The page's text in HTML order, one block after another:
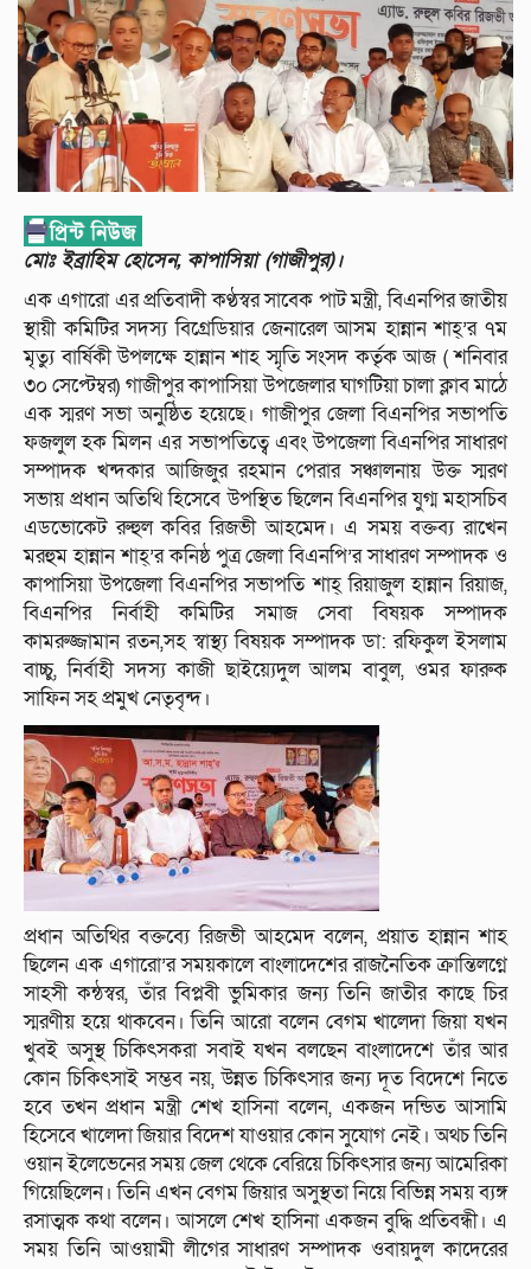
মোঃ ইব্রাহিম হোসেন, কাপাসিয়া (গাজীপুর)।
এক এগারো এর প্রতিবাদী কণ্ঠস্বর সাবেক পাট মন্ত্রী, বিএনপির জাতীয়
স্থায়ী কমিটির সদস্য বিগ্রেডিয়ার জেনারেল আসম হান্নান শাহ্’র ৭ম
মৃত্যু বার্ষিকী উপলক্ষে হান্নান শাহ স্মৃতি সংসদ কর্তৃক আজ ( শনিবার
৩০ সেপ্টেম্বর) গাজীপুর কাপাসিয়া উপজেলার ঘাগটিয়া চালা ক্লাব মাঠে
এক স্মরণ সভা অনুষ্ঠিত হয়েছে। গাজীপুর জেলা বিএনপির সভাপতি
ফজলুল হক মিলন এর সভাপতিত্বে এবং উপজেলা বিএনপির সাধারণ
সম্পাদক খন্দকার আজিজুর রহমান পেরার সঞ্চালনায় উক্ত স্মরণ
সভায় প্রধান অতিথি হিসেবে উপস্থিত ছিলেন বিএনপির যুগ্ম মহাসচিব
এডভোকেট রুহুল কবির রিজভী আহমেদ। এ সময় বক্তব্য রাখেন
মরহুম হান্নান শাহ্’র কনিষ্ঠ পুত্র জেলা বিএনপি’র সাধারণ সম্পাদক ও
কাপাসিয়া উপজেলা বিএনপির সভাপতি শাহ্ রিয়াজুল হান্নান রিয়াজ,
বিএনপির নির্বাহী কমিটির সমাজ সেবা বিষয়ক সম্পাদক
কামরুজ্জামান রতন,সহ স্বাস্থ্য বিষয়ক সম্পাদক ডা: রফিকুল ইসলাম
বাচ্চু, নির্বাহী সদস্য কাজী ছাইয়্যেদুল আলম বাবুল, ওমর ফারুক
সাফিন সহ প্রমুখ নেতৃবৃন্দ।
প্রধান অতিথির বক্তব্যে রিজভী আহমেদ বলেন, প্রয়াত হান্নান শাহ
ছিলেন এক এগারো’র সময়কালে বাংলাদেশের রাজনৈতিক ক্রান্তিলগ্নে
সাহসী কন্ঠস্বর, তাঁর বিপ্লবী ভুমিকার জন্য তিনি জাতীর কাছে চির
স্মরণীয় হয়ে থাকবেন। তিনি আরো বলেন বেগম খালেদা জিয়া যখন
খুবই অসুস্থ চিকিৎসকরা সবাই যখন বলছেন বাংলাদেশে তাঁর আর
কোন চিকিৎসাই সম্ভব নয়, উন্নত চিকিৎসার জন্য দূত বিদেশে নিতে
হবে তখন প্রধান মন্ত্রী শেখ হাসিনা বলেন, একজন দন্ডিত আসামি
হিসেবে খালেদা জিয়ার বিদেশ যাওয়ার কোন সুযোগ নেই। অথচ তিনি
ওয়ান ইলেভেনের সময় জেল থেকে বেরিয়ে চিকিৎসার জন্য আমেরিকা
গিয়েছিলেন। তিনি এখন বেগম জিয়ার অসুস্থতা নিয়ে বিভিন্ন সময় ব্যঙ্গ
রসাত্মক কথা বলেন। আসলে শেখ হাসিনা একজন বুদ্ধি প্রতিবন্ধী। এ
সময় তিনি আওয়ামী লীগের সাধারণ সম্পাদক ওবায়দুল কাদেরের